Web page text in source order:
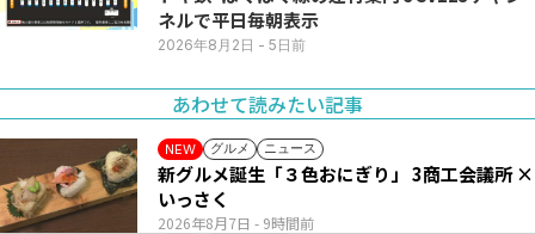
ネルで平日毎朝表示
2026年8月2日 - 5日前
あわせて読みたい記事
NEW グルメ ニュース
2026年8月7日 - 9時間前
新グルメ誕生「３色おにぎり」 3商工会議所 ×
いっさく